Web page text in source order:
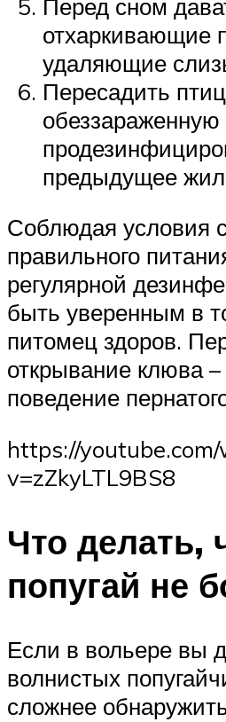
Перед сном
отхаркивающие
удаляющие
Пересадить
обеззараженную
предыдущее
Соблюдая условия
правильного
регулярной
быть уверенным в
питомец здоров.
открывание клюва –
поведение
https://
v=zZkyLTL9BS8
Что делать,
попугай не
Если в вольере вы
волнистых
сложнее